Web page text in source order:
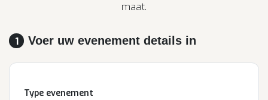
maat.
1 Voer uw evenement details in
Type evenement